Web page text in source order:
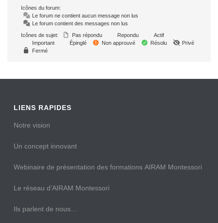
Icônes du forum:
Le forum ne contient aucun message non lus
Le forum contient des messages non lus
Icônes de sujet:
Pas répondu Repondu
Actif
Important
Épinglé Non approuvé Résolu
Privé
Fermé
LIENS RAPIDES
Notre vision
Un concept innovant
Webinaire de présentation des formations AIRAM Montessori
Le réseau d’AIRAM Montessori
Ils parlent de nous…